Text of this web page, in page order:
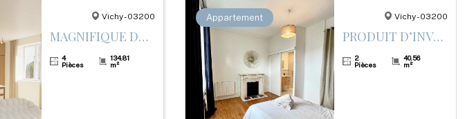
Vichy - 03200
MAGNIFIQUE DUPLEX AVEC PRESTATIONS HAUT DE GAMME ET TERRASSE– CŒUR DE VICHY
4
Pièces
134.81
m²
Appartement Vichy - 03200
PRODUIT D’INVESTISSEMENT
2
Pièces
40.56
m²